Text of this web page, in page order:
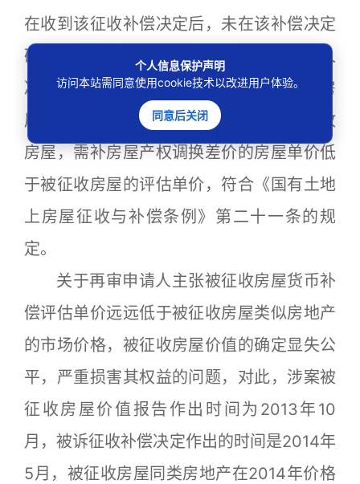
在收到该征收补偿决定后，未在该补偿决定
确定的期限内选择补偿方式，再审被申请人
决定对其实施产权调换，用于产权调换的房
屋位于旧城改建地段，建筑面积大于被征收
房屋，需补房屋产权调换差价的房屋单价低
于被征收房屋的评估单价，符合《国有土地
上房屋征收与补偿条例》第二十一条的规
定。
关于再审申请人主张被征收房屋货币补
偿评估单价远远低于被征收房屋类似房地产
的市场价格，被征收房屋价值的确定显失公
平，严重损害其权益的问题，对此，涉案被
征收房屋价值报告作出时间为2013年10
月，被诉征收补偿决定作出的时间是2014年
5月，被征收房屋同类房地产在2014年价格
个人信息保护声明
访问本站需同意使用cookie技术以改进用户体验。
同意后关闭